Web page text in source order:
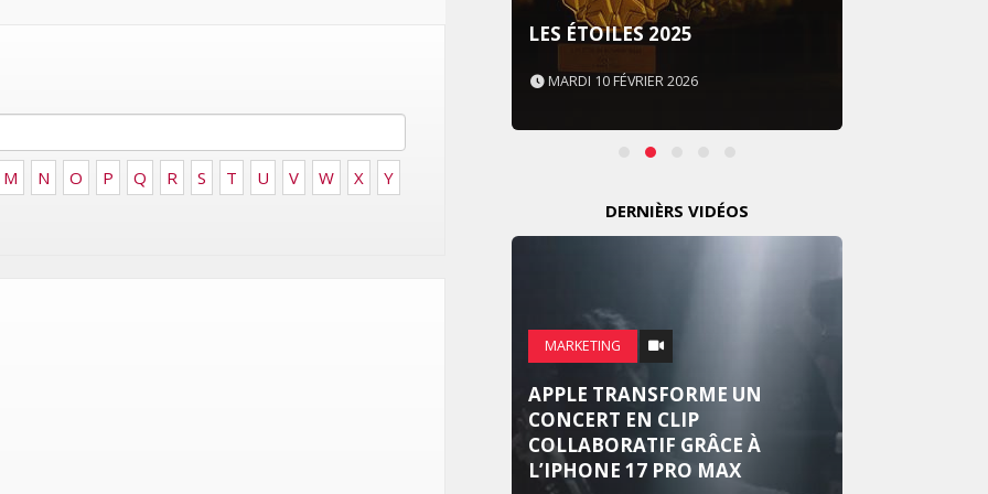
M N O P Q R S T U V W X
Y
LES ÉTOILES 2025
MARDI 10 FÉVRIER 2026
DERNIÈRS VIDÉOS
MARKETING
APPLE TRANSFORME UN
CONCERT EN CLIP
COLLABORATIF GRÂCE À
L’IPHONE 17 PRO MAX